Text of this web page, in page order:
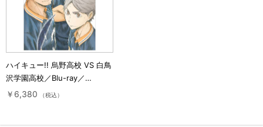
ハイキュー!! 烏野高校 VS 白鳥
沢学園高校／Blu-ray／
Vol.3（初回生産限定版）
￥6,380 （税込）